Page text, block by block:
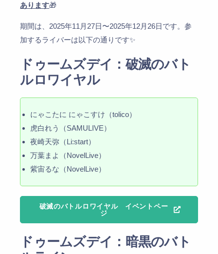
あります🎁
期間は、2025年11月27日〜2025年12月26日です。参
加するライバーは以下の通りです✨️
ドゥームズデイ：破滅のバト
ルロワイヤル
にゃこたに にゃこすけ（tolico）
虎白れう（SAMULIVE）
夜崎天弥（Li:start）
万葉まよ（NovelLive）
紫宙るな（NovelLive）
破滅のバトルロワイヤル イベントペー
ジ
ドゥームズデイ：暗黒のバト